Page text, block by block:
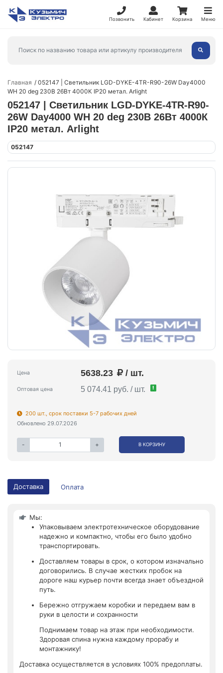
Позвонить Кабинет Корзина Меню
Главная
052147 | Светильник LGD-DYKE-4TR-R90-26W Day4000
WH 20 deg 230В 26Вт 4000К IP20 метал. Arlight
052147 | Светильник LGD-DYKE-4TR-R90-
26W Day4000 WH 20 deg 230В 26Вт 4000К
IP20 метал. Arlight
052147
Цена 5638.23 / шт.
Оптовая цена 5 074.41 руб. / шт. !
200 шт., срок поставки 5-7 рабочих дней
Обновлено 29.07.2026
- + В КОРЗИНУ
Доставка Оплата
Мы:
Упаковываем электротехническое оборудование
надежно и компактно, чтобы его было удобно
транспортировать.
Доставляем товары в срок, о котором изначально
договорились. В случае жестких пробок на
дороге наш курьер почти всегда знает объездной
путь.
Бережно отгружаем коробки и передаем вам в
руки в целости и сохранности
Поднимаем товар на этаж при необходимости.
Здоровая спина нужна каждому прорабу и
монтажнику!
Доставка осуществляется в условиях 100% предоплаты.